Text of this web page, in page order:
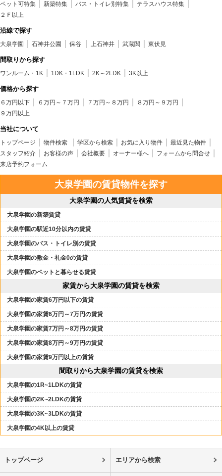
ペット可特集 新築特集 バス・トイレ別特集
テラスハウス特集
２Ｆ以上
沿線で探す
大泉学園 石神井公園 保谷 上石神井 武蔵関 東伏見
間取りから探す
ワンルーム・1K 1DK・1LDK 2K～2LDK 3K以上
価格から探す
６万円以下 ６万円～７万円 ７万円～８万円
８万円～９万円
９万円以上
当社について
トップページ 物件検索 学区から検索 お気に入り物件
最近見た物件
スタッフ紹介
お客様の声 会社概要 オーナー様へ
フォームから問合せ
来店予約フォーム
大泉学園の賃貸物件を探す
大泉学園の人気賃貸を検索
大泉学園の新築賃貸
大泉学園の駅近10分以内の賃貸
大泉学園のバス・トイレ別の賃貸
大泉学園の敷金・礼金0の賃貸
大泉学園のペットと暮らせる賃貸
家賃から大泉学園の賃貸を検索
大泉学園の家賃6万円以下の賃貸
大泉学園の家賃6万円～7万円の賃貸
大泉学園の家賃7万円～8万円の賃貸
大泉学園の家賃8万円～9万円の賃貸
大泉学園の家賃9万円以上の賃貸
間取りから大泉学園の賃貸を検索
大泉学園の1R~1LDKの賃貸
大泉学園の2K~2LDKの賃貸
大泉学園の3K~3LDKの賃貸
大泉学園の4K以上の賃貸
トップページ エリアから検索